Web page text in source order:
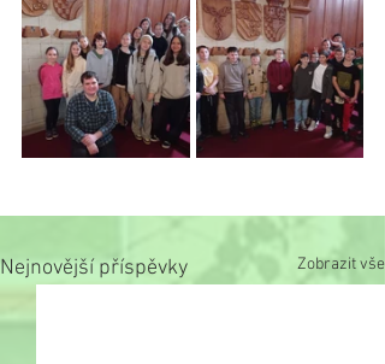
Nejnovější příspěvky Zobrazit vše